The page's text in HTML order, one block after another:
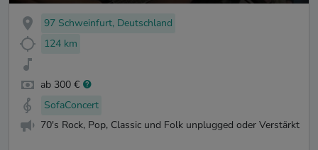
97 Schweinfurt, Deutschland
124 km
ab 300 €
SofaConcert
70's Rock, Pop, Classic und Folk unplugged oder Verstärkt